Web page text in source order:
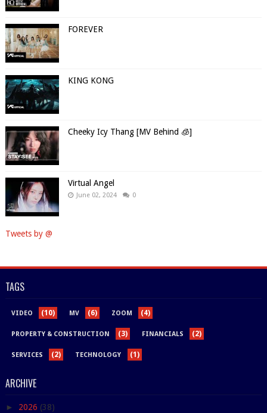
FOREVER
KING KONG
Cheeky Icy Thang [MV Behind 🧊]
Virtual Angel
June 02, 2024 0
Tweets by @
TAGS
VIDEO (10) MV (6) ZOOM (4)
PROPERTY & CONSTRUCTION (3) FINANCIALS (2)
SERVICES (2) TECHNOLOGY (1)
ARCHIVE
► 2026 (38)